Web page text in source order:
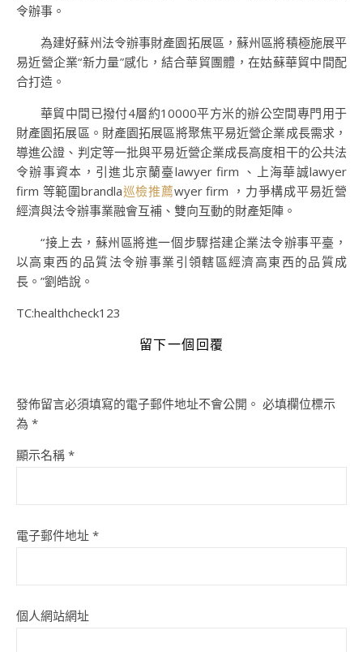
令辦事。
為建好蘇州法令辦事財產園拓展區，蘇州區將積極施展平
易近營企業“新力量”感化，結合華貿團體，在姑蘇華貿中間配
合打造。
華貿中間已撥付4層約10000平方米的辦公空間專門用于
財產園拓展區。財產園拓展區將聚焦平易近營企業成長需求，
導進公證、判定等一批與平易近營企業成長高度相干的公共法
令辦事資本，引進北京蘭臺lawyer firm 、上海華誠lawyer
firm 等範圍brandla巡檢推薦wyer firm ，力爭構成平易近營
經濟與法令辦事業融會互補、雙向互動的財產矩陣。
“接上去，蘇州區將進一個步驟搭建企業法令辦事平臺，
以高東西的品質法令辦事業引領轄區經濟高東西的品質成
長。”劉皓說。
TC:healthcheck123
留下一個回覆
發佈留言必須填寫的電子郵件地址不會公開。 必填欄位標示
為 *
顯示名稱 *
電子郵件地址 *
個人網站網址